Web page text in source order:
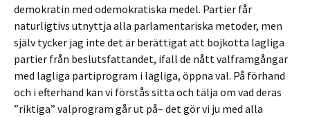
demokratin med odemokratiska medel. Partier får
naturligtivs utnyttja alla parlamentariska metoder, men
själv tycker jag inte det är berättigat att bojkotta lagliga
partier från beslutsfattandet, ifall de nått valframgångar
med lagliga partiprogram i lagliga, öppna val. På förhand
och i efterhand kan vi förstås sitta och tälja om vad deras
”riktiga” valprogram går ut på– det gör vi ju med alla